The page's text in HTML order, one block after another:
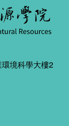
境科學大樓2